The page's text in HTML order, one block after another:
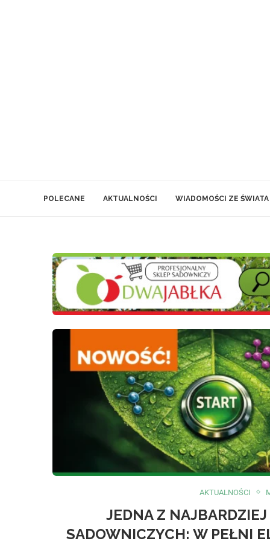
POLECANE AKTUALNOŚCI WIADOMOŚCI ZE ŚWIATA
AKTUALNOŚCI
JEDNA Z
SADOWNICZYCH: W PEŁNI